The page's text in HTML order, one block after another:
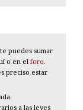
puedes sumar
o en el foro.
preciso estar
a las leyes